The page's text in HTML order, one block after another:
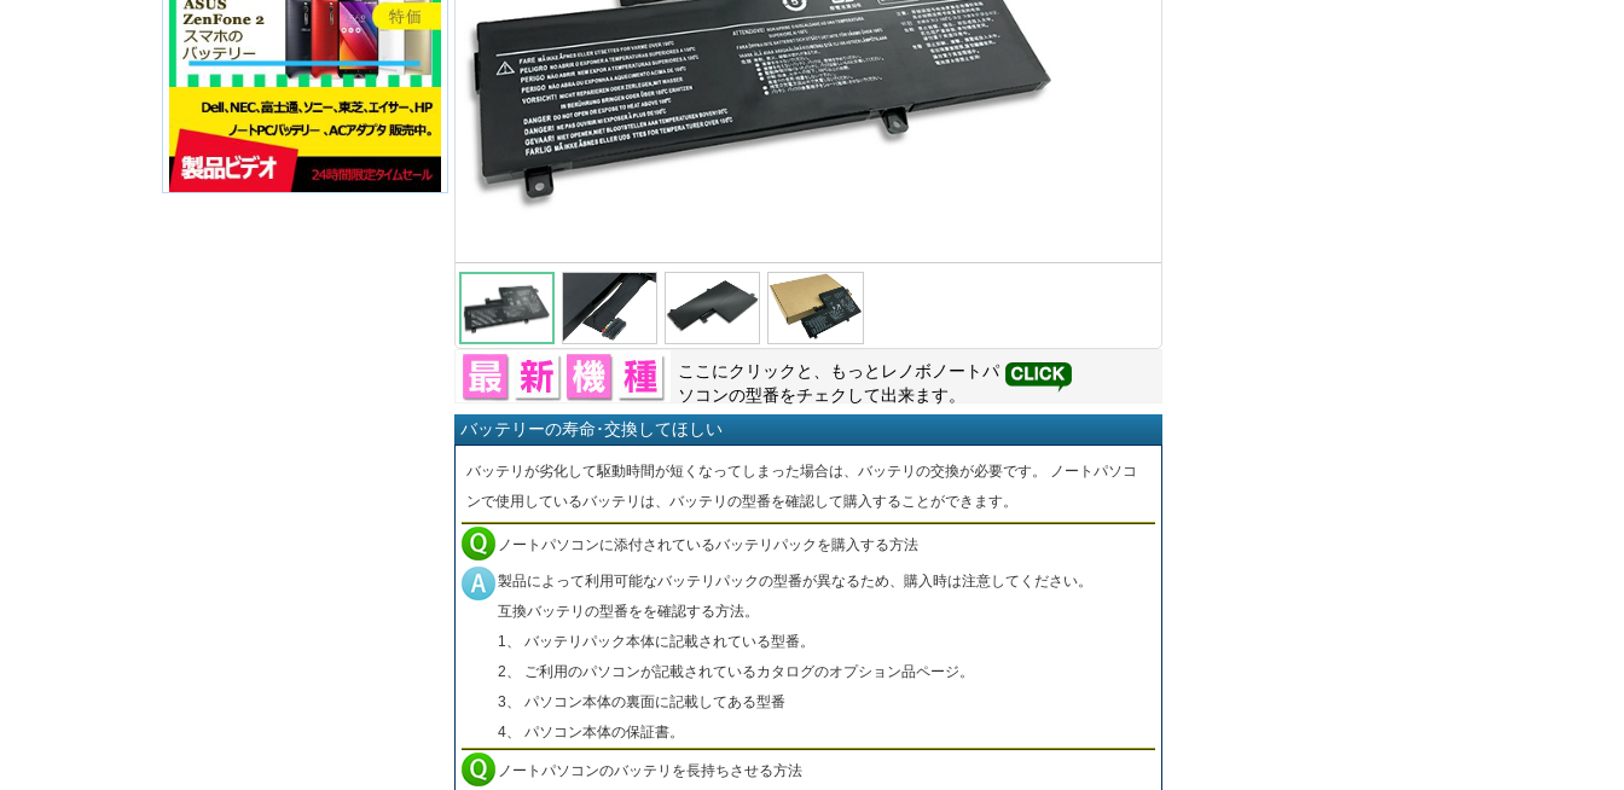
ここにクリックと、もっと レノボ ノートパ
ソコンの型番をチェクして出来ます。
バッテリーの寿命･交換してほしい
バッテリが劣化して駆動時間が短くなってしまった場合は、バッテリの交換が必要です。 ノートパソコ
ンで使用しているバッテリは、バッテリの型番を確認して購入することができます。
ノートパソコンに添付されているバッテリパックを購入する方法
製品によって利用可能なバッテリパックの型番が異なるため、購入時は注意してください。
互換バッテリの型番をを確認する方法。
1、 バッテリパック本体に記載されている型番。
2、 ご利用のパソコンが記載されているカタログのオプション品ページ。
3、 パソコン本体の裏面に記載してある型番
4、 パソコン本体の保証書。
ノートパソコンのバッテリを長持ちさせる方法